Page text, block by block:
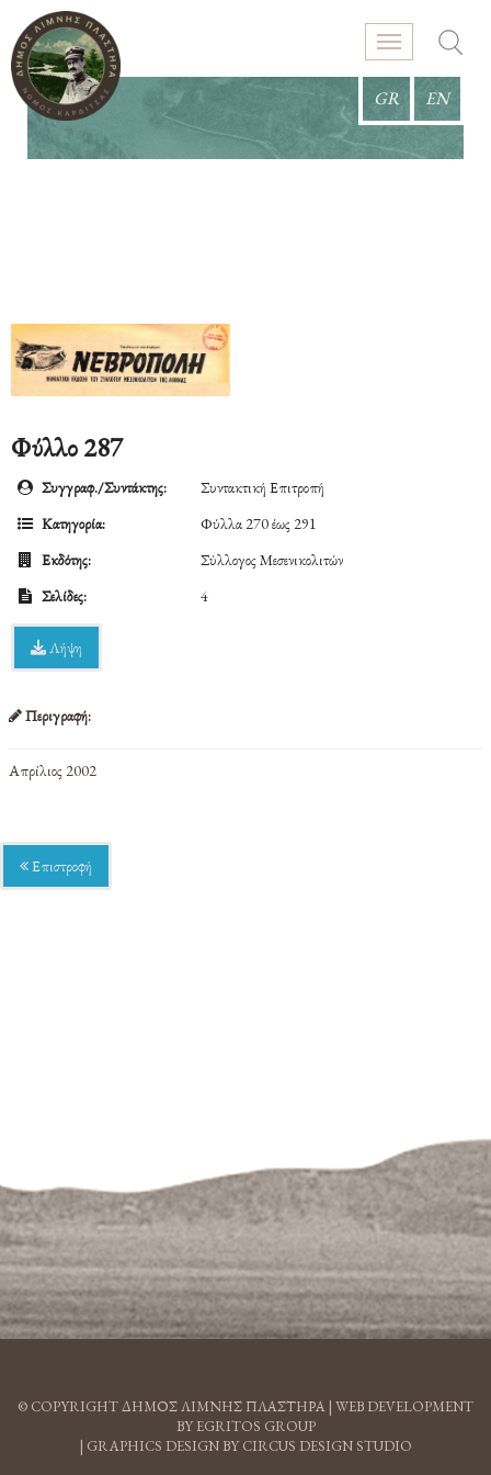
GR EN
Φύλλο 287
Συγγραφ./Συντάκτης:
Συντακτική Επιτροπή
Κατηγορία:
Φύλλα 270 έως 291
Εκδότης:
Σύλλογος Μεσενικολιτών
Σελίδες:
4
Λήψη
Περιγραφή:
Απρίλιος 2002
Επιστροφή
© COPYRIGHT ΔΗΜΟΣ ΛΙΜΝΗΣ ΠΛΑΣΤΗΡΑ | WEB DEVELOPMENT
BY EGRITOS GROUP
| GRAPHICS DESIGN BY CIRCUS DESIGN STUDIO